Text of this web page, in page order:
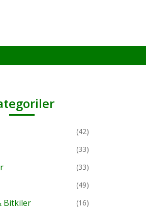
(42)
(33)
(33)
(49)
Bitkiler (16)